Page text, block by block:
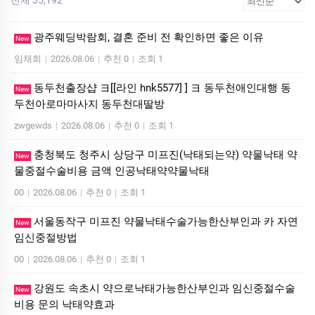
New 광주웨딩박람회, 결혼 준비 전 확인하면 좋은 이유
임채희 | 2026.08.06 | 추천 0 | 조회 1
New
동두천출장샵 ヨ[[라인 hnk5577] ] ヨ 동두천애인대행 동
두천아로마마사지 동두천대딸방
zwgewds | 2026.08.06 | 추천 0 | 조회 1
New
충청북도 청주시 상당구 미프진(낙태되는약) 약물낙태 약
물중절수술비용 금액 인공낙태약약물낙태
00 | 2026.08.06 | 추천 0 | 조회 1
New 서울동작구 미프진 약물낙태수술가능한산부인과 카 자연
임신중절방법
00 | 2026.08.06 | 추천 0 | 조회 1
New
강원도 속초시 약으로낙태가능한산부인과 임신중절수술
비용 문의 낙­태약효과